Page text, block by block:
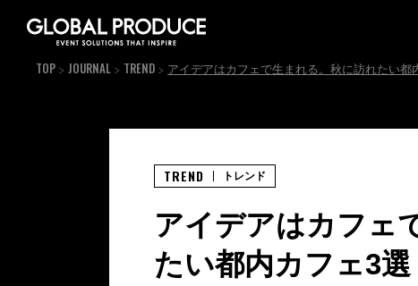
TOP JOURNAL TREND アイデアはカフェで生まれる。秋に訪れたい都
アイデアはカフェ
たい都内カフェ3選
TREND トレンド